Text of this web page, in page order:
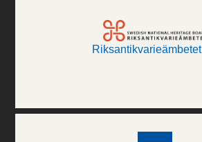
Riksantikvarieämbetet